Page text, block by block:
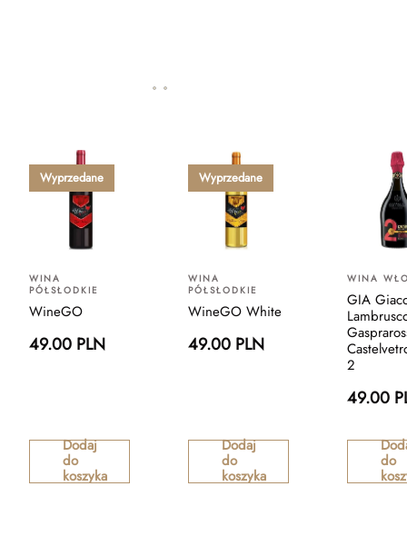
Wyprzedane
WINA
PÓŁSŁODKIE
WineGO
49.00 PLN
Dodaj
do
koszyka
Wyprzedane
WINA
PÓŁSŁODKIE
WineGO White
49.00 PLN
Dodaj
do
koszyka
WINA
GIA
2
49.00
do